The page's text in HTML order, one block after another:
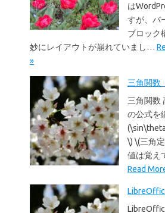
は
すが、バ
ブロック
妙にレイアウトが崩れていまし…
»
三角関数
三角関数
の公式を
\) \(三角
値は覚え
Read